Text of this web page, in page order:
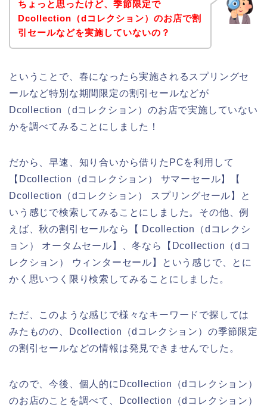
ちょっと思ったけど、季節限定で
Dcollection（dコレクション）のお店で割
引セールなどを実施していないの？
ということで、春になったら実施されるスプリングセ
ールなど特別な期間限定の割引セールなどが
Dcollection（dコレクション）のお店で実施していない
かを調べてみることにしました！
だから、早速、知り合いから借りたPCを利用して
【Dcollection（dコレクション） サマーセール】【
Dcollection（dコレクション） スプリングセール】と
いう感じで検索してみることにしました。その他、例
えば、秋の割引セールなら【 Dcollection（dコレクシ
ョン） オータムセール】、冬なら【Dcollection（dコ
レクション） ウィンターセール】という感じで、とに
かく思いつく限り検索してみることにしました。
ただ、このような感じで様々なキーワードで探しては
みたものの、Dcollection（dコレクション）の季節限定
の割引セールなどの情報は発見できませんでした。
なので、今後、個人的にDcollection（dコレクション）
のお店のことを調べて、Dcollection（dコレクション）